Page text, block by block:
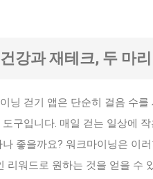
강과 재테크, 두 마
닝 걷기 앱은 단순히 걸음 수
도구입니다. 매일 걷는 일상에
나 좋을까요? 워크마이닝은 이
리워드로 원하는 것을 얻을 수